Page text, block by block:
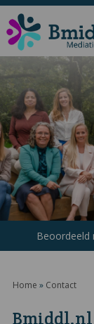
Beoordeeld
Home » Contact
Bmiddl.nl